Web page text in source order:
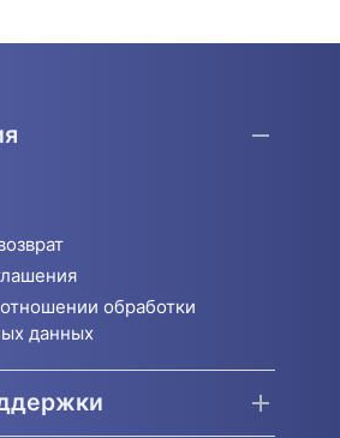
обработки
данных